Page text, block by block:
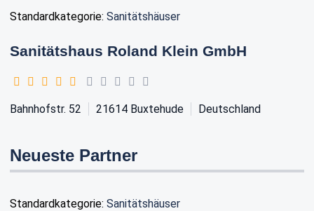
Standardkategorie: Sanitätshäuser
Sanitätshaus Roland Klein GmbH
Bahnhofstr. 52 21614 Buxtehude Deutschland
Neueste Partner
Standardkategorie: Sanitätshäuser